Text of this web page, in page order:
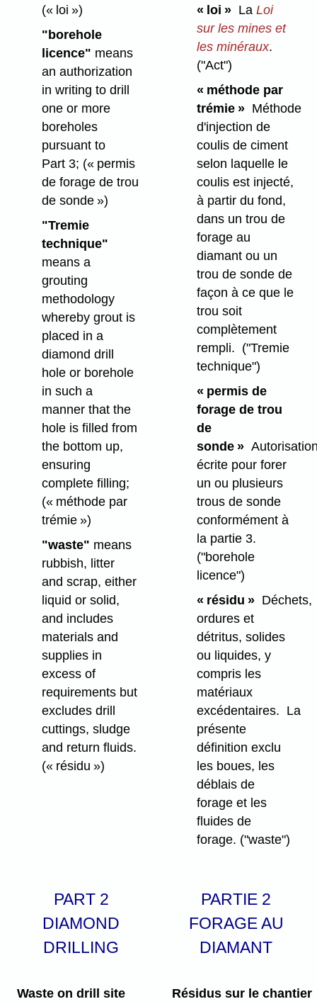
(« loi »)
"borehole
licence" means
an authorization
in writing to drill
one or more
boreholes
pursuant to
Part 3; (« permis
de forage de trou
de sonde »)
"Tremie
technique"
means a
grouting
methodology
whereby grout is
placed in a
diamond drill
hole or borehole
in such a
manner that the
hole is filled from
the bottom up,
ensuring
complete filling;
(« méthode par
trémie »)
"waste" means
rubbish, litter
and scrap, either
liquid or solid,
and includes
materials and
supplies in
excess of
requirements but
excludes drill
cuttings, sludge
and return fluids.
(« résidu »)
« loi »La Loi
sur les mines et
les minéraux.
("Act")
« méthode par
trémie »Méthode
d'injection de
coulis de ciment
selon laquelle le
coulis est injecté,
à partir du fond,
dans un trou de
forage au
diamant ou un
trou de sonde de
façon à ce que le
trou soit
complètement
rempli. ("Tremie
technique")
« permis de
forage de trou
de
sonde »
écrite pour forer
un ou plusieurs
trous de sonde
conformément à
la partie 3.
("borehole
licence")
« résidu »Déchets,
ordures et
détritus, solides
ou liquides, y
compris les
matériaux
excédentaires. La
présente
définition exclu
les boues, les
déblais de
forage et les
fluides de
forage. ("waste")
PART 2
DIAMOND
DRILLING
PARTIE 2
FORAGE AU
DIAMANT
Waste on drill site
Résidus sur le chantier